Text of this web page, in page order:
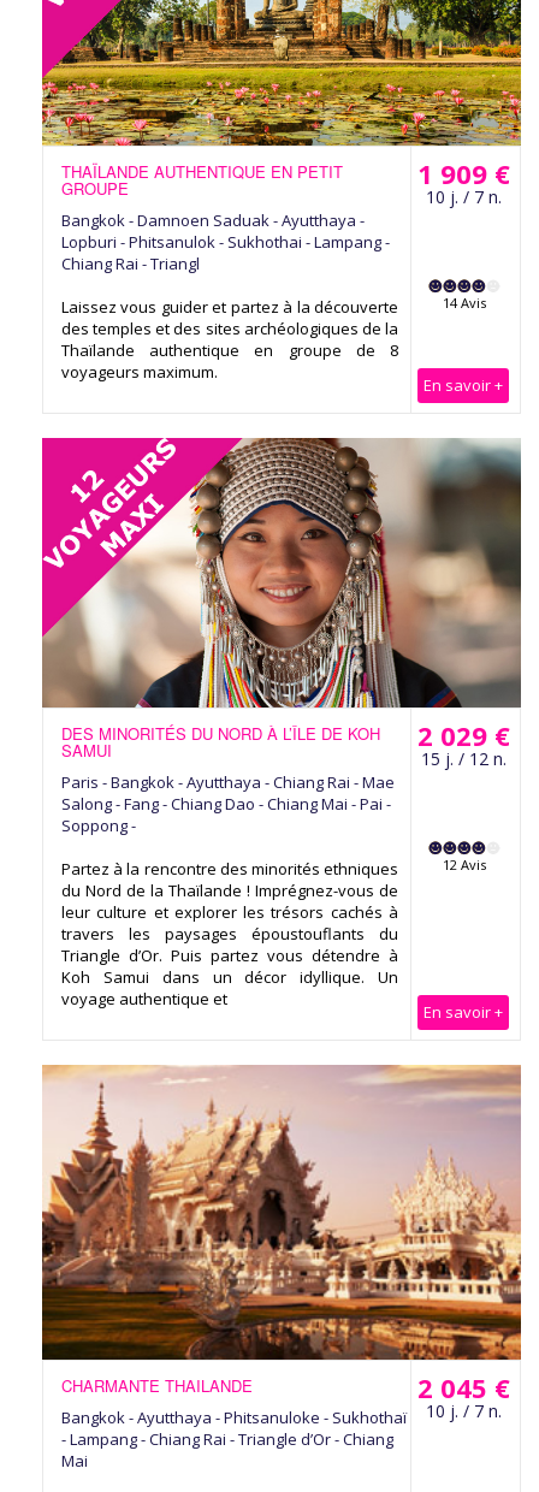
1 909 €
10 j. / 7 n.
14 Avis
En savoir +
THAÏLANDE AUTHENTIQUE EN PETIT
GROUPE
Bangkok - Damnoen Saduak - Ayutthaya -
Lopburi - Phitsanulok - Sukhothai - Lampang -
Chiang Rai - Triangl
Laissez vous guider et partez à la découverte
des temples et des sites archéologiques de la
Thaïlande authentique en groupe de 8
voyageurs maximum.
2 029 €
15 j. / 12 n.
12 Avis
En savoir +
DES MINORITÉS DU NORD À L’ÎLE DE KOH
SAMUI
Paris - Bangkok - Ayutthaya - Chiang Rai - Mae
Salong - Fang - Chiang Dao - Chiang Mai - Pai -
Soppong -
Partez à la rencontre des minorités ethniques
du Nord de la Thaïlande ! Imprégnez-vous de
leur culture et explorer les trésors cachés à
travers les paysages époustouflants du
Triangle d’Or. Puis partez vous détendre à
Koh Samui dans un décor idyllique. Un
voyage authentique et
2 045 €
10 j. / 7 n.
CHARMANTE THAILANDE
Bangkok - Ayutthaya - Phitsanuloke - Sukhothaï
- Lampang - Chiang Rai - Triangle d’Or - Chiang
Mai